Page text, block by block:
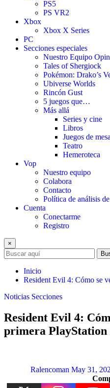
PS5
PS VR2
Xbox
Xbox X Series
PC
Secciones especiales
Nuestro Equipo
Tales of Shergiock
Pokémon: Drako’s
Ubiverse Worlds
Rincón Gust
5 juegos que…
Más allá
Series y cine
Libros
Juegos de mesa
Teatro
Hemeroteca
Vop
Nuestro equipo
Colabora
Contacto
Política de análisis
Cuenta
Conectarme
Registro
×
Inicio
Resident Evil 4: Cómo se
Noticias Secciones
Resident Evil 4:
primera PlayStation
Ralencoman May 31,